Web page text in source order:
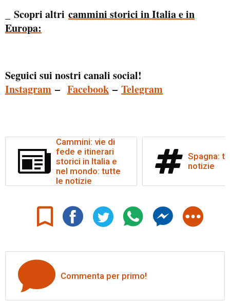
Scopri altri cammini storici in Italia e in
Europa:
Seguici sui nostri canali social!
Instagram – Facebook – Telegram
Cammini: vie di
fede e itinerari
storici in Italia e
nel mondo: tutte
le notizie
Spagna:
notizie
Commenta per primo!